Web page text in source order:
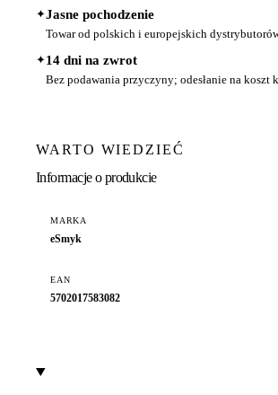
✦Jasne pochodzenie
Towar od polskich i europejskich
✦14 dni na zwrot
Bez podawania przyczyny; odesłanie na koszt
WARTO WIEDZIEĆ
Informacje o produkcie
MARKA
eSmyk
EAN
5702017583082